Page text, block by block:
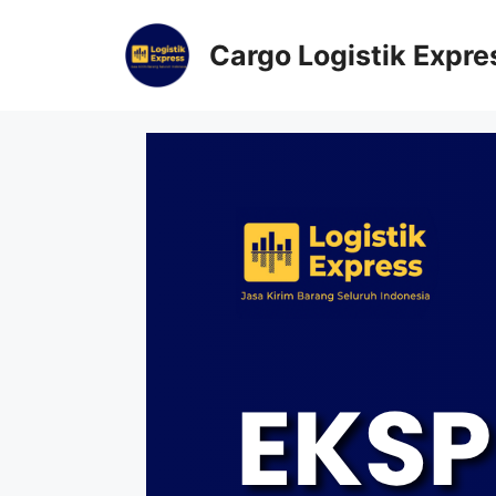
Cargo Logistik